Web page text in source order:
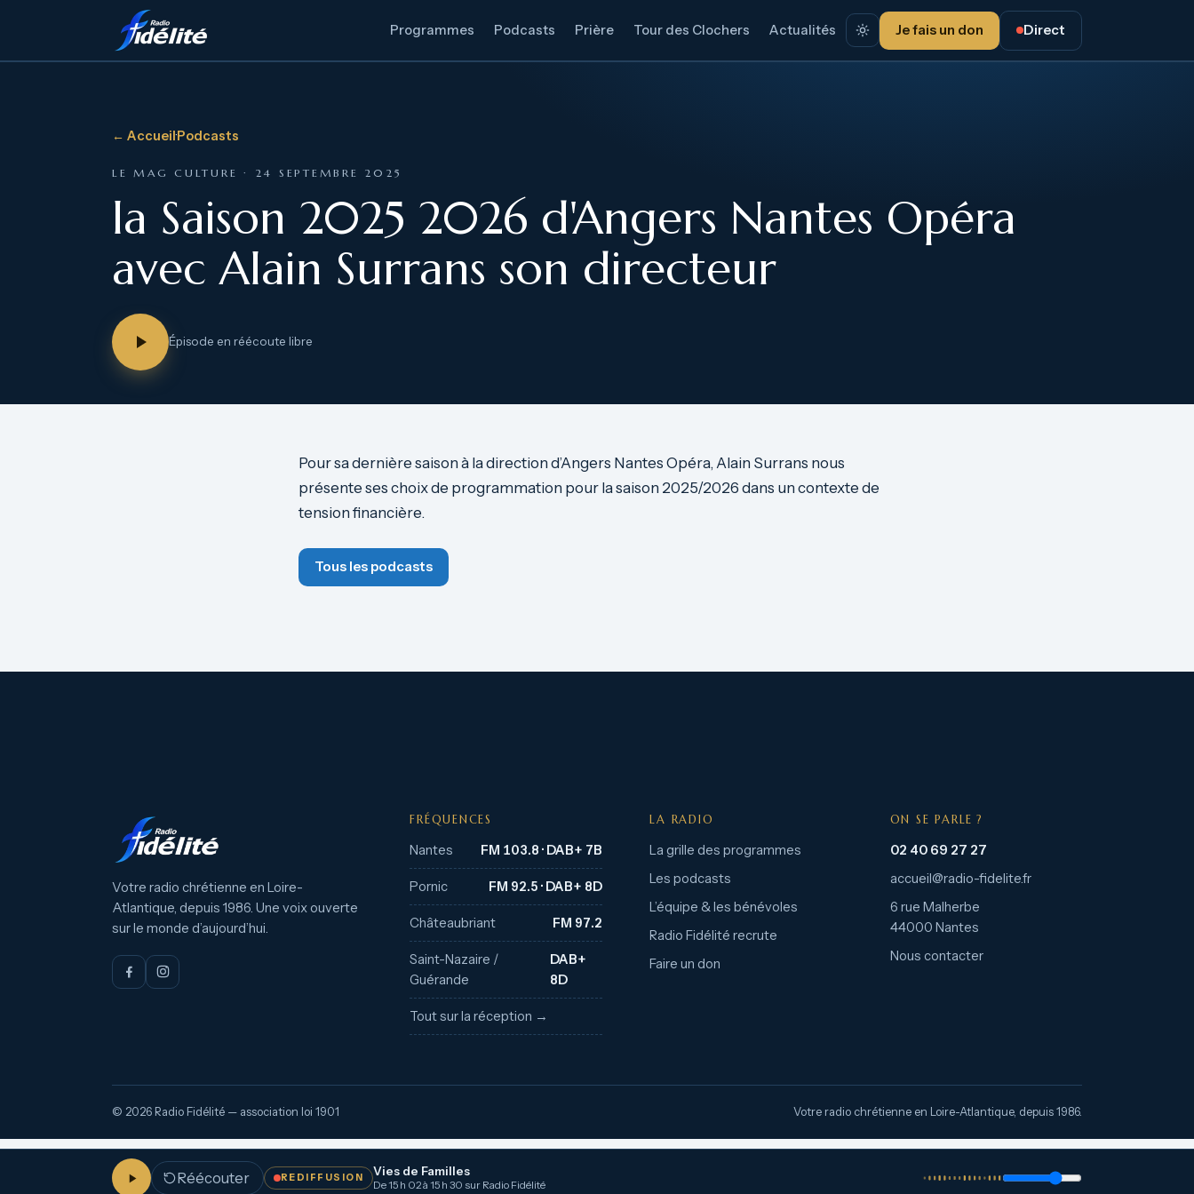
Programmes Podcasts Prière Tour des Clochers Actualités Je fais un don Direct
← Accueil·Podcasts
LE MAG CULTURE · 24 SEPTEMBRE 2025
la Saison 2025 2026 d'Angers Nantes Opéra
avec Alain Surrans son directeur
Épisode en réécoute libre
Pour sa dernière saison à la direction d’Angers Nantes Opéra, Alain Surrans nous
présente ses choix de programmation pour la saison 2025/2026 dans un contexte de
tension financière.
Tous les podcasts
Votre radio chrétienne en Loire-
Atlantique, depuis 1986. Une voix ouverte
sur le monde d’aujourd’hui.
FRÉQUENCES
Nantes FM 103.8 · DAB+ 7B
Pornic FM 92.5 · DAB+ 8D
Châteaubriant FM 97.2
Saint-Nazaire /
Guérande
DAB+
8D
Tout sur la réception →
LA RADIO
La grille des programmes
Les podcasts
L’équipe & les bénévoles
Radio Fidélité recrute
Faire un don
ON SE PARLE ?
02 40 69 27 27
accueil@radio-fidelite.fr
6 rue Malherbe
44000 Nantes
Nous contacter
© 2026 Radio Fidélité — association loi 1901 Votre radio chrétienne en Loire-Atlantique, depuis 1986.
Réécouter REDIFFUSION Vies de Familles
De 15 h 02 à 15 h 30 sur Radio Fidélité